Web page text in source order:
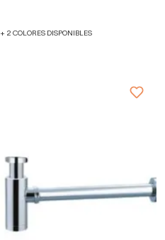
+ 2 COLORES DISPONIBLES